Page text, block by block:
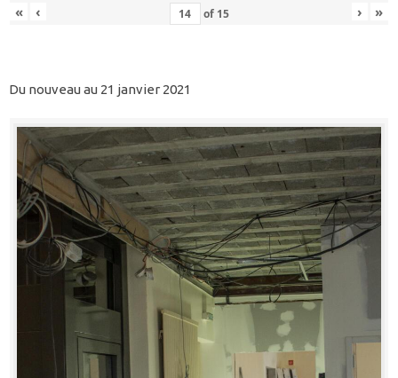
« ‹ of 15 › »
Du nouveau au 21 janvier 2021